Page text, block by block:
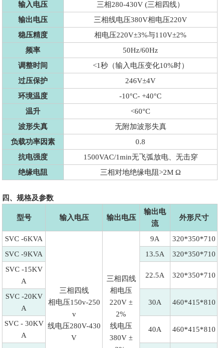
输入电压
三相280-430V (三相四线）
输出电压
三相线电压380V相电压220V
稳压精度
相电压220V±3%与110V±2%
频率
50Hz/60Hz
调整时间
<1秒（输入电压变化10%时）
过压保护
246V±4V
环境温度
-10°C- +40°C
温升
<60°C
波形失真
无附加波形失真
负载功率因素
0.8
抗电强度
1500VAC/1min无飞弧放电、无击穿
绝缘电阻
三相对地绝缘电阻>2M Ω
四、规格及参数
型号 输入电压 输出电压
输出电
流
外形尺寸
SVC -6KVA
三相四线
相电压150v-250
v
线电压280V-430
V
三相四线
相电压
220V ±
2%
线电压
380V ±
9A
320*350*710
SVC -9KVA
13.5A
320*350*710
SVC -15KV
A
22.5A 320*350*710
SVC -20KV
A
30A 460*415*810
SVC - 30KV
A
40A 460*415*810